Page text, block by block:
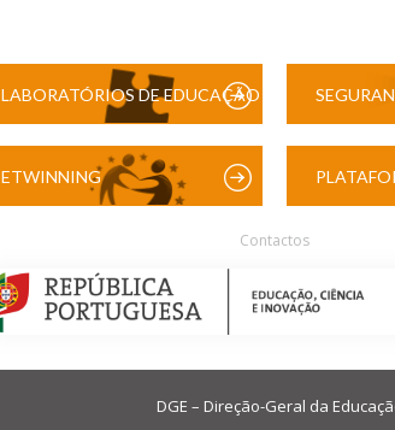
LABORATÓRIOS DE EDUCAÇÃO
ETWINNING
Contactos
DGE – Direção-Geral da